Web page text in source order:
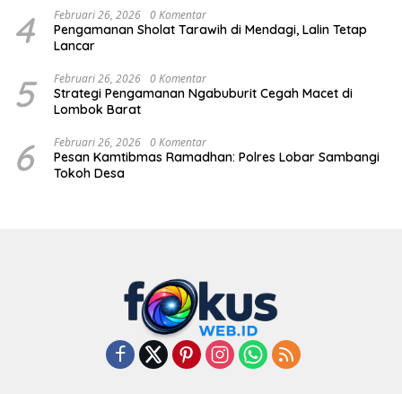
4 Februari 26, 2026 0 Komentar
Pengamanan Sholat Tarawih di Mendagi, Lalin Tetap
Lancar
5 Februari 26, 2026 0 Komentar
Strategi Pengamanan Ngabuburit Cegah Macet di
Lombok Barat
6 Februari 26, 2026 0 Komentar
Pesan Kamtibmas Ramadhan: Polres Lobar Sambangi
Tokoh Desa